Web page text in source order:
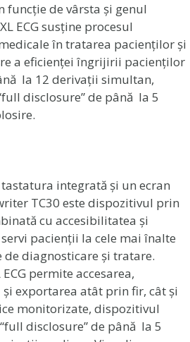
funcție de vârsta și genul
ECG susține procesul
în tratarea pacienților și
a eficienței îngrijirii pacienților
la 12 derivații simultan,
disclosure” de până la 5
integrată și un ecran
TC30 este dispozitivul prin
cu accesibilitatea și
pacienții la cele mai înalte
diagnosticare și tratare.
permite accesarea,
exportarea atât prin fir, cât și
monitorizate, dispozitivul
disclosure” de până la 5